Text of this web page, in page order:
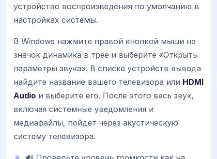
устройство воспроизведения по умолчанию в
настройках системы.
В Windows нажмите правой кнопкой мыши на
значок динамика в трее и выберите «Открыть
параметры звука». В списке устройств вывода
найдите название вашего телевизора или HDMI
Audio и выберите его. После этого весь звук,
включая системные уведомления и
медиафайлы, пойдет через акустическую
систему телевизора.